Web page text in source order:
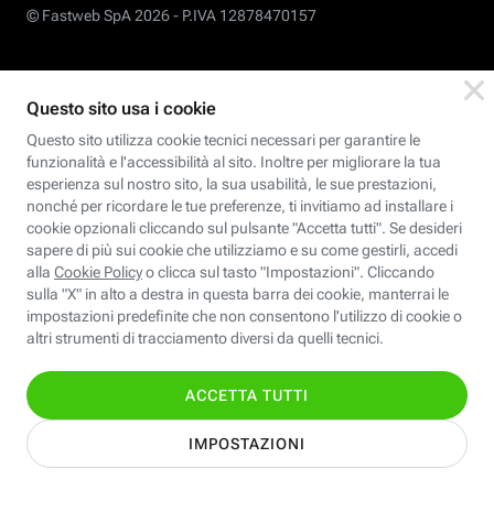
© Fastweb SpA 2026 - P.IVA 12878470157